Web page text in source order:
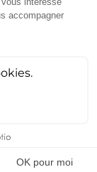
Simulation